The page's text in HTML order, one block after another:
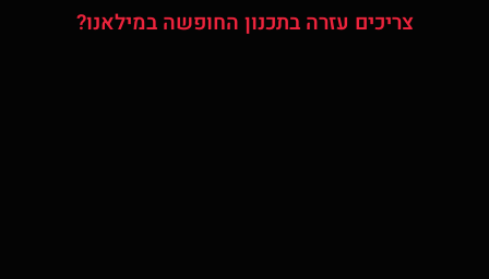
צריכים עזרה בתכנון החופשה במילאנו?